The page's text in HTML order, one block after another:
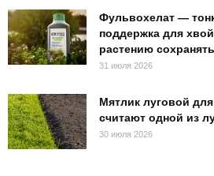
Фульвохелат —
поддержка для
растению
31 июля 2026
Мятлик луговой
считают одной из
30 июля 2026